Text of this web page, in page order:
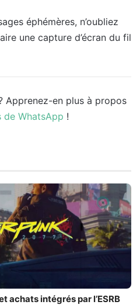
éphémères, n’oubliez
une capture d’écran du fil
Apprenez-en plus à propos
de WhatsApp !
achats intégrés par l’ESRB